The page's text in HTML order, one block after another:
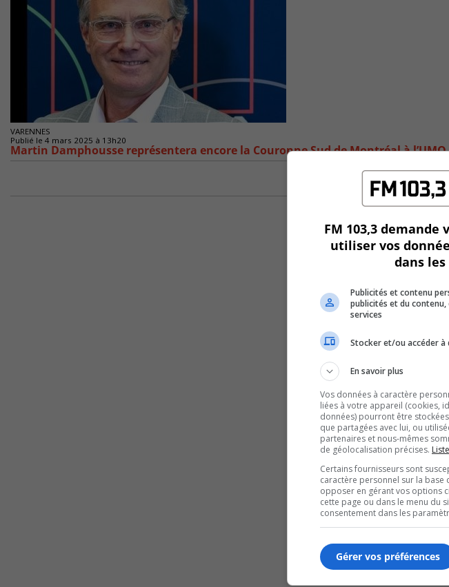
VARENNES
Publié le 4 mars 2025 à 13h20
Martin Damphousse représentera encore la Couronne Sud de Montréal à l’UMQ
FM 103,3
utiliser vos
dans
Publicités et contenu
publicités et du contenu,
services
Stocker et/ou accéder
En savoir plus
Vos données à caractère
liées à votre appareil (cookies,
données) pourront être
que partagées avec lui, ou
partenaires et nous-mêmes
de géolocalisation précises.
Certains fournisseurs sont
caractère personnel sur la base
opposer en gérant vos options
cette page ou dans le menu du
consentement dans les
Gérer vos préférences